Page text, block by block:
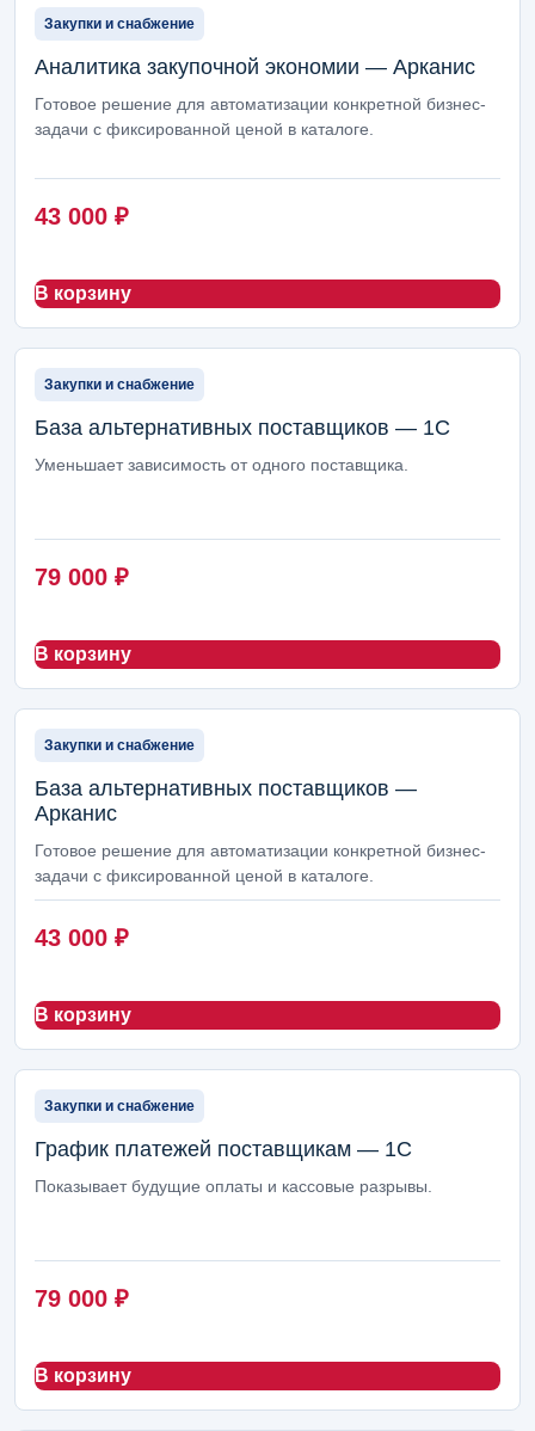
Закупки и снабжение
Аналитика закупочной экономии — Арканис
Готовое решение для автоматизации конкретной бизнес-
задачи с фиксированной ценой в каталоге.
43 000 ₽
В корзину
Закупки и снабжение
База альтернативных поставщиков — 1С
Уменьшает зависимость от одного поставщика.
79 000 ₽
В корзину
Закупки и снабжение
База альтернативных поставщиков —
Арканис
Готовое решение для автоматизации конкретной бизнес-
задачи с фиксированной ценой в каталоге.
43 000 ₽
В корзину
Закупки и снабжение
График платежей поставщикам — 1С
Показывает будущие оплаты и кассовые разрывы.
79 000 ₽
В корзину